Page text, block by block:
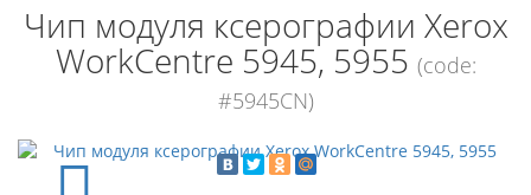
Чип модуля ксерографии Xerox
WorkCentre 5945, 5955 (code:
#5945CN)